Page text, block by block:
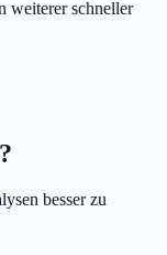
weiterer schneller
besser zu